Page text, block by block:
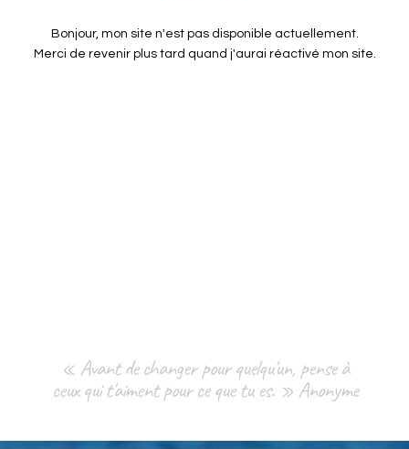
Bonjour, mon site n'est pas disponible actuellement.
Merci de revenir plus tard quand j'aurai réactivé mon site.
« Avant de changer pour quelqu'un, pense à
ceux qui t'aiment pour ce que tu es. » Anonyme